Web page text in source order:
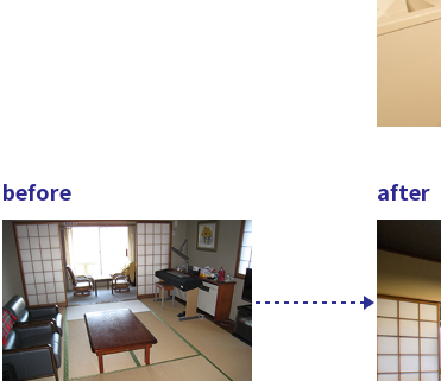
before after